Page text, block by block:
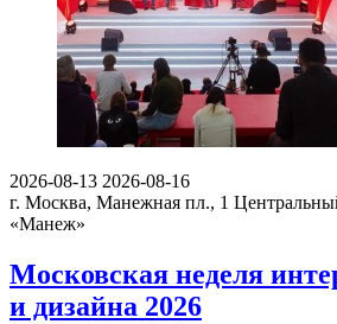
2026-08-13 2026-08-16
г. Москва, Манежная пл., 1
«Манеж»
Московская неделя
и дизайна 2026